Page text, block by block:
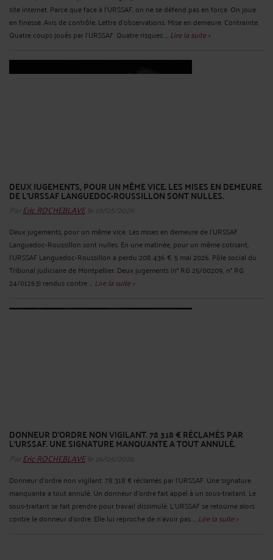
site internet. Parce que face à l'URSSAF, on ne se défend pas en force. On joue
en finesse. Avis de contrôle. Lettre d'observations. Mise en demeure. Contrainte.
Quatre coups joués par l'URSSAF. Quatre risques ... Lire la suite >
DEUX JUGEMENTS, POUR UN MÊME VICE. LES MISES EN DEMEURE
DE L'URSSAF LANGUEDOC-ROUSSILLON SONT NULLES.
Par Eric ROCHEBLAVEle 19/05/2026
Deux jugements, pour un même vice. Les mises en demeure de l'URSSAF
Languedoc-Roussillon sont nulles. En une matinée, pour un même cotisant,
l'URSSAF Languedoc-Roussillon a perdu 208 436 €. 5 mai 2026. Pôle social du
Tribunal judiciaire de Montpellier. Deux jugements (n° RG 25/00209, n° RG
24/01263) rendus contre ... Lire la suite >
DONNEUR D'ORDRE NON VIGILANT. 78 318 € RÉCLAMÉS PAR
L'URSSAF. UNE SIGNATURE MANQUANTE A TOUT ANNULÉ.
Par Eric ROCHEBLAVEle 16/05/2026
Donneur d'ordre non vigilant. 78 318 € réclamés par l'URSSAF. Une signature
manquante a tout annulé. Un donneur d'ordre fait appel à un sous-traitant. Le
sous-traitant se fait prendre pour travail dissimulé. L'URSSAF se retourne alors
contre le donneur d'ordre. Elle lui reproche de n'avoir pas ... Lire la suite >